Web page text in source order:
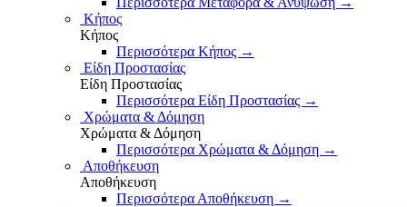
Κήπος
Κήπος
Περισσότερα Κήπος →
Είδη Προστασίας
Είδη Προστασίας
Περισσότερα Είδη Προστασίας →
Χρώματα & Δόμηση
Χρώματα & Δόμηση
Περισσότερα Χρώματα & Δόμηση →
Αποθήκευση
Αποθήκευση
Περισσότερα Αποθήκευση →